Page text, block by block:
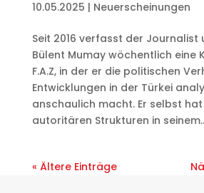
10.05.2025 | Neuerscheinungen
Seit 2016 verfasst der Journalist
Bülent Mumay wöchentlich eine
F.A.Z, in der er die politischen
Entwicklungen in der Türkei
anschaulich macht. Er selbst
autoritären Strukturen in
« Ältere Einträge